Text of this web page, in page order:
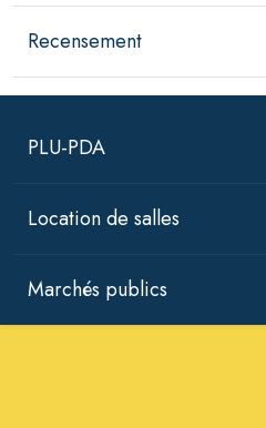
Recensement
PLU-PDA
Location de salles
Marchés publics